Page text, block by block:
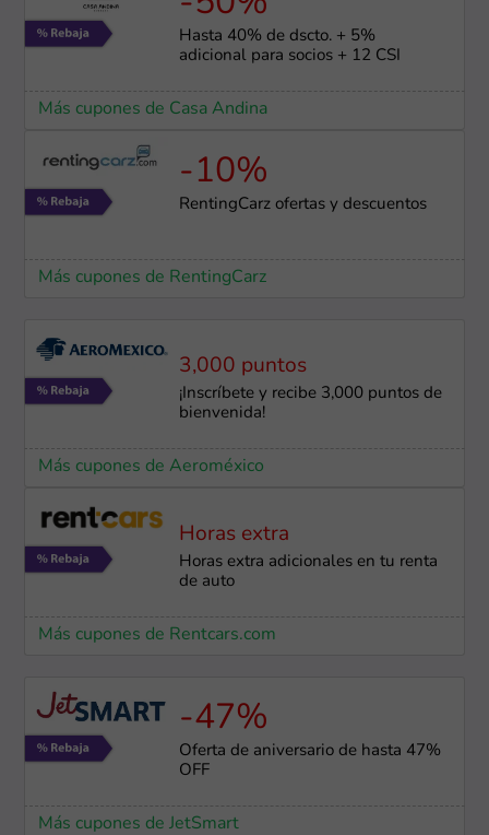
Hasta 40% de dscto. + 5%
adicional para socios + 12 CSI
Más cupones de Casa Andina
-10%
RentingCarz ofertas y descuentos
Más cupones de RentingCarz
3,000 puntos
¡Inscríbete y recibe 3,000 puntos de
bienvenida!
Más cupones de Aeroméxico
Horas extra
Horas extra adicionales en tu renta
de auto
Más cupones de Rentcars.com
-47%
Oferta de aniversario de hasta 47%
OFF
Más cupones de JetSmart